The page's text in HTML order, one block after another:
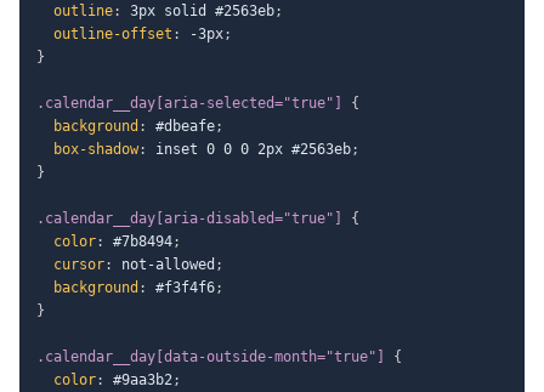
outline: 3px solid #2563eb;
outline-offset : -3px;
}
.calendar__day[aria-selected="true"]
{
background : #dbeafe;
box-shadow: inset 0 0 0 2px #2563eb;
}
.calendar__day[aria-disabled="true"]
{
color: #7b8494;
cursor: not-allowed ;
background : #f3f4f6;
}
.calendar__day[data-outside-month="true"]
{
color: #9aa3b2;